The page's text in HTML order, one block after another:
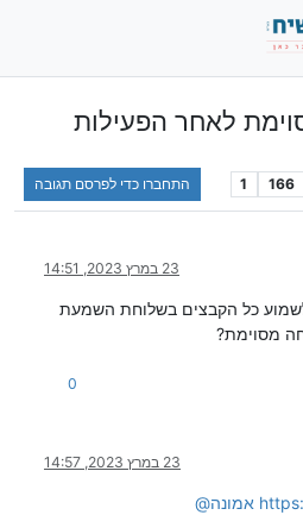
לאחר הפעילות
166
1 התחברו כדי לפרסם תגובה
23 במרץ 2023, 14:51
כל הקבצים בשלוחת השמעת
מסוימת?
0
23 במרץ 2023, 14:57
@אמונה